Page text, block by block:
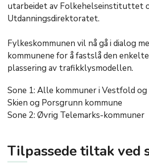
utarbeidet av Folkehelseinstituttet
Utdanningsdirektoratet.
Fylkeskommunen vil nå gå i dialog
kommunene for å fastslå den
plassering av trafikklysmodellen.
Sone 1: Alle kommuner i Vestfold og
Skien og Porsgrunn kommune
Sone 2: Øvrig Telemarks-kommuner
Tilpassede tiltak ved